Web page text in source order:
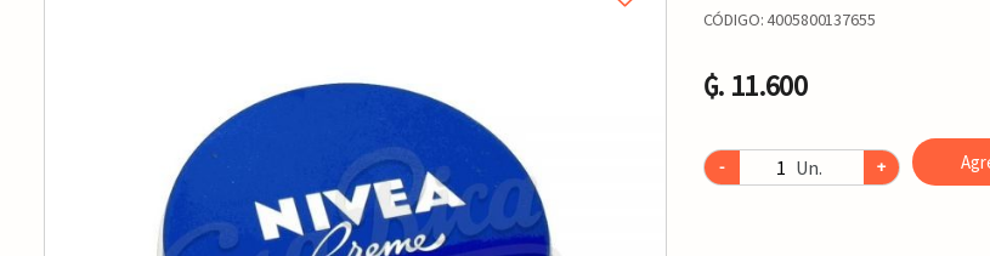
CÓDIGO:4005800137655
₲. 11.600
- Un. +